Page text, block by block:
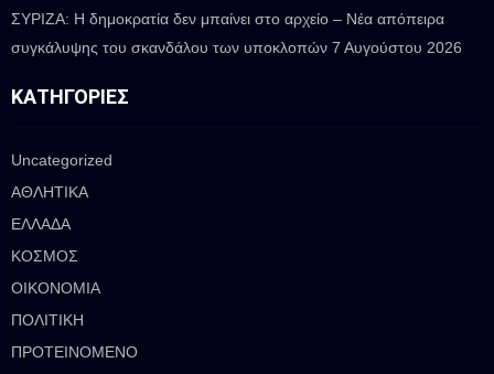
ΣΥΡΙΖΑ: Η δημοκρατία δεν μπαίνει στο αρχείο – Νέα απόπειρα
συγκάλυψης του σκανδάλου των υποκλοπών 7 Αυγούστου 2026
ΚΑΤΗΓΟΡΊΕΣ
Uncategorized
ΑΘΛΗΤΙΚΑ
ΕΛΛΑΔΑ
ΚΟΣΜΟΣ
ΟΙΚΟΝΟΜΙΑ
ΠΟΛΙΤΙΚΗ
ΠΡΟΤΕΙΝΟΜΕΝΟ